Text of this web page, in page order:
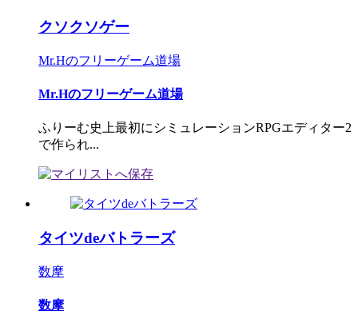
クソクソゲー
Mr.Hのフリーゲーム道場
Mr.Hのフリーゲーム道場
ふりーむ史上最初にシミュレーションRPGエディター2
で作られ...
タイツdeバトラーズ
数摩
数摩